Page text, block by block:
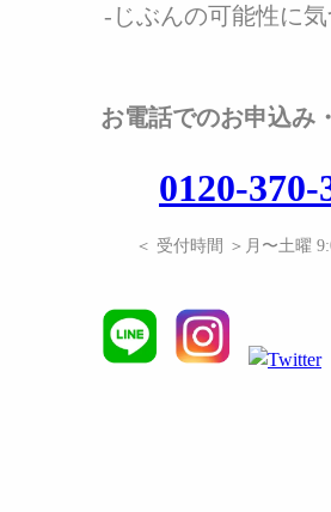
-じぶんの可能性に
お電話でのお申込み
0120-370-
＜ 受付時間 ＞月〜土曜